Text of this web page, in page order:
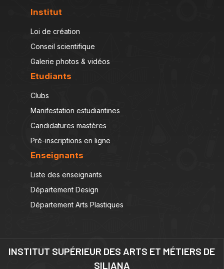
Institut
Loi de création
Conseil scientifique
Galerie photos & vidéos
Etudiants
Clubs
Manifestation estudiantines
Candidatures mastères
Pré-inscriptions en ligne
Enseignants
Liste des enseignants
Département Design
Département Arts Plastiques
INSTITUT SUPÉRIEUR DES ARTS ET MÉTIERS DE
SILIANA